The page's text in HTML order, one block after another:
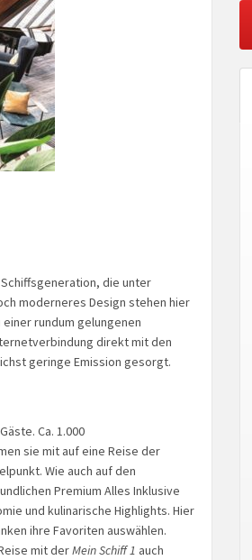
die unter
moderneres Design stehen hier
rundum gelungenen
direkt mit den
geringe Emission gesorgt.
Ca. 1.000
sie mit auf eine Reise der
Wie auch auf den
Premium Alles Inklusive
und kulinarische Highlights. Hier
ihre Favoriten auswählen.
mit derMein Schiff 1 auch